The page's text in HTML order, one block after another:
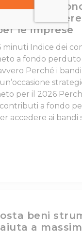
Veneto a
come
le imprese
minuti Indice dei
a fondo perduto
Perché i
per il 2026
a fondo
accedere ai bandi
beni
a